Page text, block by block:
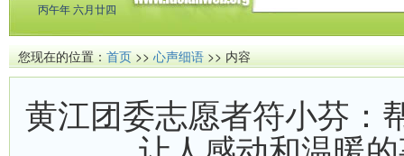
丙午年 六月廿四
您现在的位置：首页>>心声细语>> 内容
黄江团委志愿者符小芬：